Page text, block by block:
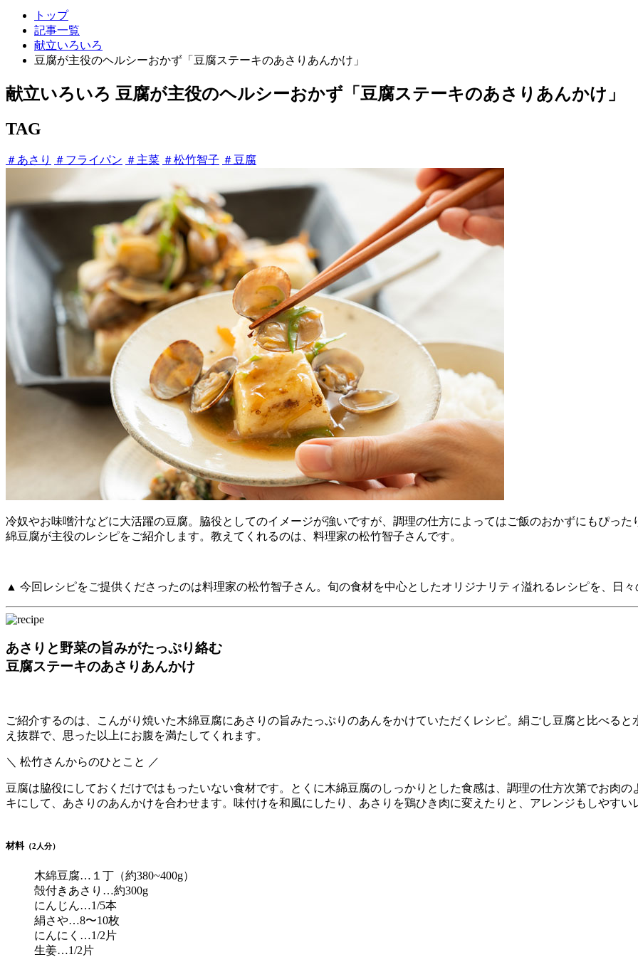
トップ
記事一覧
献立いろいろ
豆腐が主役のヘルシーおかず「豆腐ステーキのあさりあんかけ」
献立いろいろ 豆腐が主役のヘルシーおかず「豆腐ステーキのあさりあんかけ」
TAG
＃あさり ＃フライパン ＃主菜 ＃松竹智子 ＃豆腐
冷奴やお味噌汁などに大活躍の豆腐。脇役としてのイメージが強いですが、調理の仕方によってはご飯のおかずにもぴっ
綿豆腐が主役のレシピをご紹介します。教えてくれるのは、料理家の松竹智子さんです。
▲ 今回レシピをご提供くださったのは料理家の松竹智子さん。旬の食材を中心としたオリジナリティ溢れるレシピを、日
あさりと野菜の旨みがたっぷり絡む
豆腐ステーキのあさりあんかけ
ご紹介するのは、こんがり焼いた木綿豆腐にあさりの旨みたっぷりのあんをかけていただくレシピ。絹ごし豆腐と比べる
え抜群で、思った以上にお腹を満たしてくれます。
＼ 松竹さんからのひとこと ／
豆腐は脇役にしておくだけではもったいない食材です。とくに木綿豆腐のしっかりとした食感は、調理の仕方次第でお肉
キにして、あさりのあんかけを合わせます。味付けを和風にしたり、あさりを鶏ひき肉に変えたりと、アレンジもしやすい
材料（2人分）
木綿豆腐…１丁（約380~400g）
殻付きあさり…約300g
にんじん…1/5本
絹さや…8〜10枚
にんにく…1/2片
生姜…1/2片